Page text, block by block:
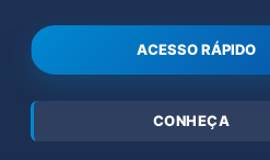
ACESSO RÁPIDO
CONHEÇA